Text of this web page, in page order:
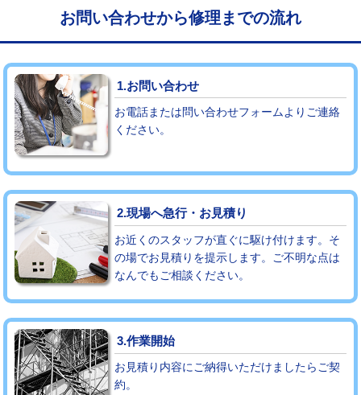
マス交換（深さ50㎝以上） 66,000円
コンクリート斫り（厚さ10㎝まで） 27,500円
コンクリート斫り（厚さ10㎝超え）
モルタル補修（厚さ10㎝まで） 27,500円
モルタル補修（厚さ10㎝超え）
追加人工 16,500円
廃棄・処分 現場見積
※給水管工事は20mmまでの価格です。
お問い合わせから修理までの流れ
1.お問い合わせ
お電話または問い合わせフォームよりご連絡
ください。
2.現場へ急行・お見積り
お近くのスタッフが直ぐに駆け付けます。そ
の場でお見積りを提示します。ご不明な点は
なんでもご相談ください。
3.作業開始
お見積り内容にご納得いただけましたらご契
約。